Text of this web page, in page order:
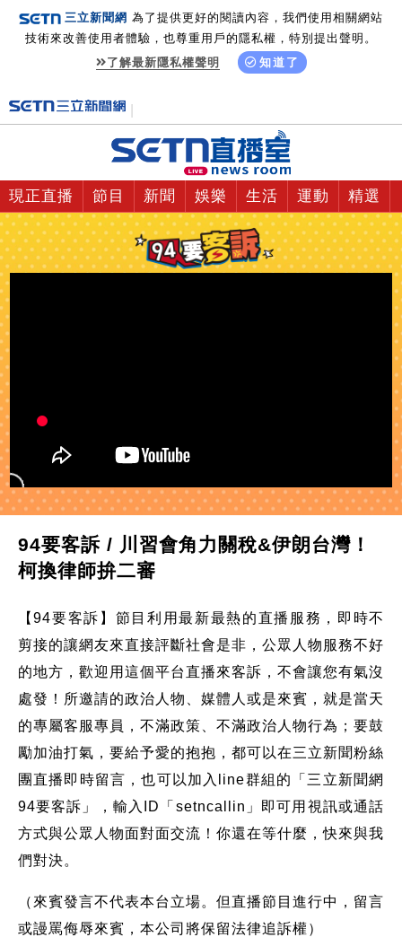
三立新聞網 為了提供更好的閱讀內容，我們使用相關網站
技術來改善使用者體驗，也尊重用戶的隱私權，特別提出聲明。
了解最新隱私權聲明
知道了
現正直播 節目 新聞 娛樂 生活 運動 精選
94要客訴 / 川習會角力關稅&伊朗台灣！
柯換律師拚二審
【94要客訴】節目利用最新最熱的直播服務，即時不
剪接的讓網友來直接評斷社會是非，公眾人物服務不好
的地方，歡迎用這個平台直播來客訴，不會讓您有氣沒
處發！所邀請的政治人物、媒體人或是來賓，就是當天
的專屬客服專員，不滿政策、不滿政治人物行為；要鼓
勵加油打氣，要給予愛的抱抱，都可以在三立新聞粉絲
團直播即時留言，也可以加入line群組的「三立新聞網
94要客訴」，輸入ID「setncallin」即可用視訊或通話
方式與公眾人物面對面交流！你還在等什麼，快來與我
們對決。
（來賓發言不代表本台立場。但直播節目進行中，留言
或謾罵侮辱來賓，本公司將保留法律追訴權）